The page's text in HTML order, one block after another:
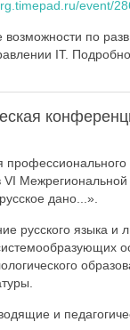
event/
по
IT.
дано...».
русского языка и
и